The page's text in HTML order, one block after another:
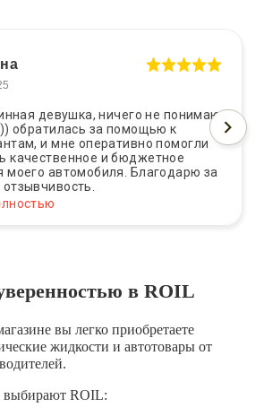
девушка, ничего не понимаю
обратилась за помощью к
и мне оперативно помогли
качественное и бюджетное
моего автомобиля. Благодарю за
в ROIL
вы легко приобретаете
жидкости и автотовары от
выбирают ROIL: